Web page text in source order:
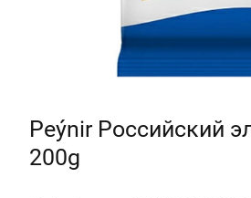
Peýnir Российский
200g